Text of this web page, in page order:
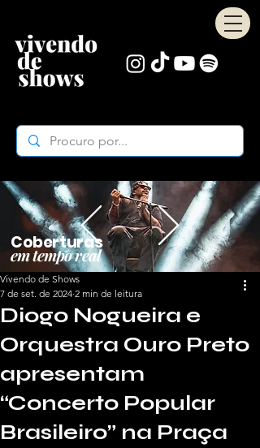
Coberturas
em tempo real
Diogo Nogueira e
Orquestra Ouro Preto
apresentam
“Concerto Popular
Brasileiro” na Praça
Vivendo de Shows
7 de set. de 2024 2 min de leitura